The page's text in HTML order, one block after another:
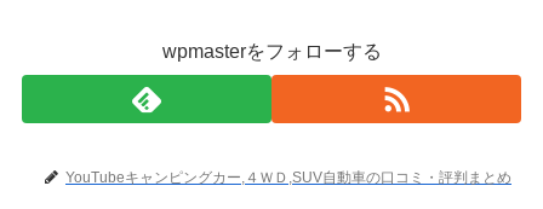
wpmasterをフォローする
YouTubeキャンピングカー,４ＷＤ,SUV自動車の口コミ・評判まとめ